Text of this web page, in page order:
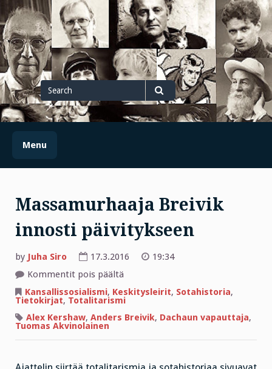
Skip
to
content
Search
for
Search
Menu
Massamurhaaja Breivik
innosti päivitykseen
by Juha Siro 17.3.2016
19:34
Kommentit pois päältä
Breivik
innosti
Kansallissosialismi, Keskitysleirit, Sotahistoria,
Tietokirjat, Totalitarismi
Alex Kershaw, Anders Breivik, Dachaun vapauttaja,
Tuomas Akvinolainen